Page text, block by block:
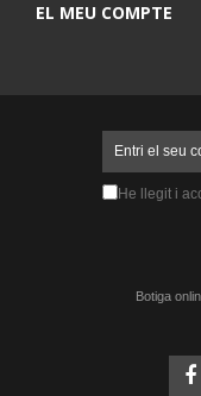
EL MEU COMPTE
He llegit i
Botiga